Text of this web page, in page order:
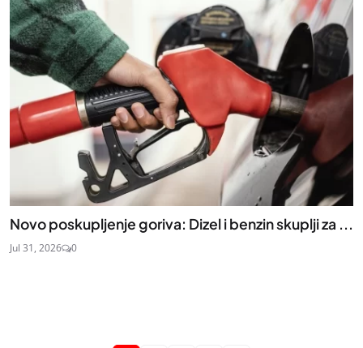
Novo poskupljenje goriva: Dizel i benzin skuplji za ...
Jul 31, 2026 0